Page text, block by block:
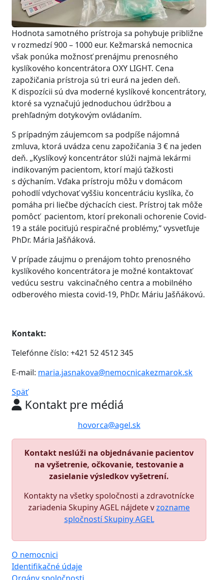
Hodnota samotného prístroja sa pohybuje približne
v rozmedzí 900 – 1000 eur. Kežmarská nemocnica
však ponúka možnosť prenájmu prenosného
kyslíkového koncentrátora OXY LIGHT. Cena
zapožičania prístroja sú tri eurá na jeden deň.
K dispozícii sú dva moderné kyslíkové koncentrátory,
ktoré sa vyznačujú jednoduchou údržbou a
prehľadným dotykovým ovládaním.
S prípadným záujemcom sa podpíše nájomná
zmluva, ktorá uvádza cenu zapožičania 3 € na jeden
deň. „Kyslíkový koncentrátor slúži najmä lekármi
indikovaným pacientom, ktorí majú ťažkosti
s dýchaním. Vďaka prístroju môžu v domácom
pohodlí vdychovať vyššiu koncentráciu kyslíka, čo
pomáha pri liečbe dýchacích ciest. Prístroj tak môže
pomôcť pacientom, ktorí prekonali ochorenie Covid-
19 a stále pociťujú respiračné problémy,“ vysvetľuje
PhDr. Mária Jašňáková.
V prípade záujmu o prenájom tohto prenosného
kyslíkového koncentrátora je možné kontaktovať
vedúcu sestru vakcinačného centra a mobilného
odberového miesta covid-19, PhDr. Máriu Jašňákovú.
Kontakt:
Telefónne číslo: +421 52 4512 345
E-mail: maria.jasnakova@nemocnicakezmarok.sk
Späť
Kontakt pre médiá
hovorca@agel.sk
Kontakt neslúži na objednávanie pacientov
na vyšetrenie, očkovanie, testovanie a
zasielanie výsledkov vyšetrení.
Kontakty na všetky spoločnosti a zdravotnícke
zariadenia Skupiny AGEL nájdete vzozname
spločností Skupiny AGEL
O nemocnici
Identifikačné údaje